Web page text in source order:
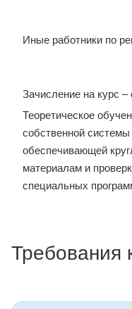
Иные работники по
Зачисление на курс –
Теоретическое
собственной
обеспечивающей
материалам и
специальных
Требования